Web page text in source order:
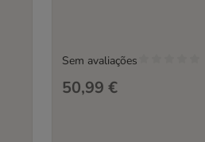
50,99 €
Sem avaliações